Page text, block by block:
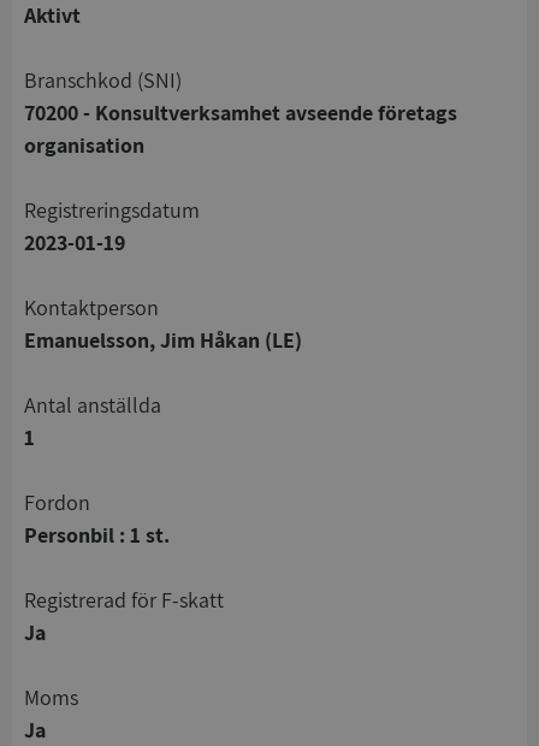
Aktivt
branschkod (SNI)
70200 - Konsultverksamhet avseende företags
organisation
registreringsdatum
2023-01-19
Kontaktperson
Emanuelsson, Jim Håkan (LE)
Antal anställda
1
Fordon
Personbil : 1 st.
registrerad för F-skatt
Ja
Moms
Ja